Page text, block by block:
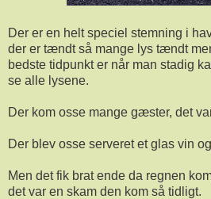
Der er en helt speciel stemning i
der er tændt så mange lys tændt
bedste tidpunkt er når man stadig
se alle lysene.
Der kom osse mange gæster, det
Der blev osse serveret et glas vin
Men det fik brat ende da regnen
det var en skam den kom så tidligt.